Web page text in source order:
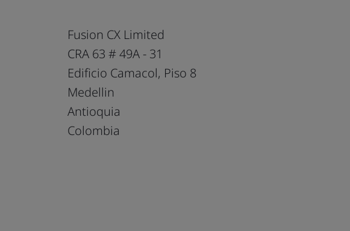
Fusion CX Limited
CRA 63 # 49A - 31
Edificio Camacol, Piso 8
Medellin
Antioquia
Colombia